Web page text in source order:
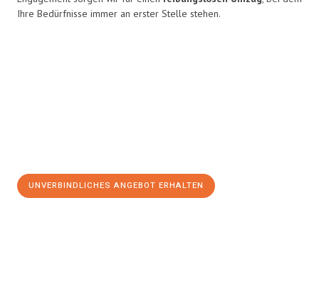
Ihre Bedürfnisse immer an erster Stelle stehen.
UNVERBINDLICHES ANGEBOT ERHALTEN